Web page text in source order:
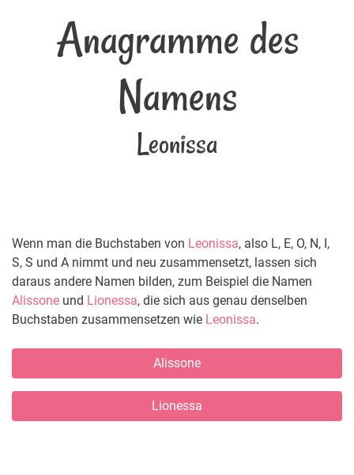
Anagramme des
Namens
Leonissa
Wenn man die Buchstaben von Leonissa, also L, E, O, N, I,
S, S und A nimmt und neu zusammensetzt, lassen sich
daraus andere Namen bilden, zum Beispiel die Namen
Alissone und Lionessa, die sich aus genau denselben
Buchstaben zusammensetzen wie Leonissa.
Alissone
Lionessa